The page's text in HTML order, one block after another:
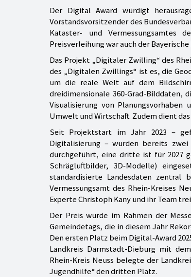
Der Digital Award würdigt
Vorstandsvorsitzender des
Kataster- und Vermessungsamtes
Preisverleihung war auch der
Das Projekt „Digitaler Zwilling“ des
des „Digitalen Zwillings“ ist es, die
um die reale Welt auf dem
dreidimensionale 360-Grad-
Visualisierung von
Umwelt und Wirtschaft. Zudem dient
Seit Projektstart im Jahr 2023 –
Digitalisierung – wurden bereits zwei
durchgeführt, eine dritte ist für 2027
Schrägluftbilder, 3D-Modelle)
standardisierte Landesdaten zentral
Vermessungsamt des Rhein-Kreises
Experte Christoph Kany und ihr Team
Der Preis wurde im Rahmen der
Gemeindetags, die in diesem Jahr
Den ersten Platz beim Digital-Award
Landkreis Darmstadt-Dieburg mit
Rhein-Kreis Neuss belegte der
Jugendhilfe“ den dritten Platz.